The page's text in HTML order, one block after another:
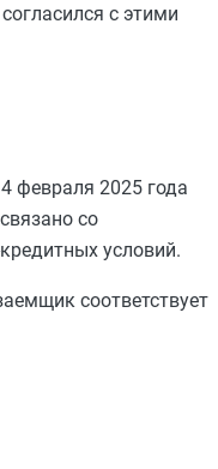
c этими
февраля 2025 года
со
условий.
соответствует